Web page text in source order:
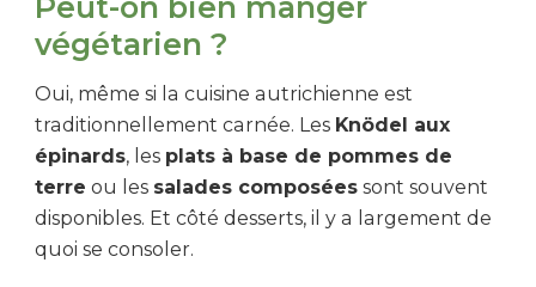
Peut-on bien manger
végétarien ?
Oui, même si la cuisine autrichienne est
traditionnellement carnée. Les Knödel aux
épinards, les plats à base de pommes de
terre ou les salades composées sont souvent
disponibles. Et côté desserts, il y a largement de
quoi se consoler.